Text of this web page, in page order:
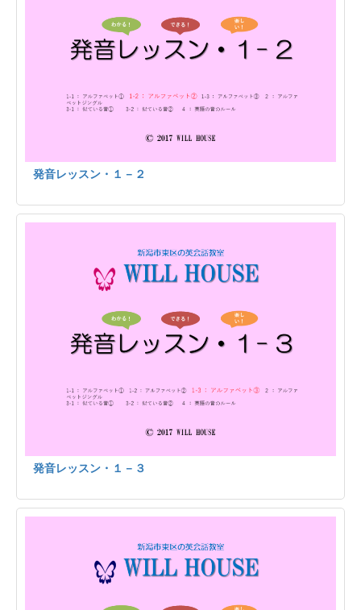
発音レッスン・１－２
発音レッスン・１－３